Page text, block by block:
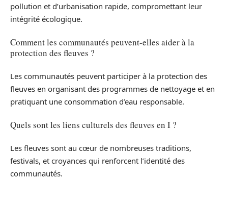
pollution et d’urbanisation rapide, compromettant leur
intégrité écologique.
Comment les communautés peuvent-elles aider à la
protection des fleuves ?
Les communautés peuvent participer à la protection des
fleuves en organisant des programmes de nettoyage et en
pratiquant une consommation d’eau responsable.
Quels sont les liens culturels des fleuves en I ?
Les fleuves sont au cœur de nombreuses traditions,
festivals, et croyances qui renforcent l’identité des
communautés.